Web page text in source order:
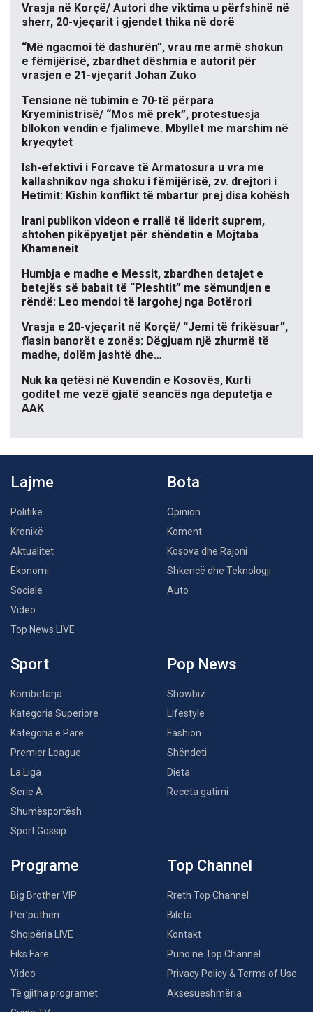
Vrasja në Korçë/ Autori dhe viktima u përfshinë në
sherr, 20-vjeçarit i gjendet thika në dorë
“Më ngacmoi të dashurën”, vrau me armë shokun
e fëmijërisë, zbardhet dëshmia e autorit për
vrasjen e 21-vjeçarit Johan Zuko
Tensione në tubimin e 70-të përpara
Kryeministrisë/ “Mos më prek”, protestuesja
bllokon vendin e fjalimeve. Mbyllet me marshim në
kryeqytet
Ish-efektivi i Forcave të Armatosura u vra me
kallashnikov nga shoku i fëmijërisë, zv. drejtori i
Hetimit: Kishin konflikt të mbartur prej disa kohësh
Irani publikon videon e rrallë të liderit suprem,
shtohen pikëpyetjet për shëndetin e Mojtaba
Khameneit
Humbja e madhe e Messit, zbardhen detajet e
betejës së babait të “Pleshtit” me sëmundjen e
rëndë: Leo mendoi të largohej nga Botërori
Vrasja e 20-vjeçarit në Korçë/ “Jemi të frikësuar”,
flasin banorët e zonës: Dëgjuam një zhurmë të
madhe, dolëm jashtë dhe…
Nuk ka qetësi në Kuvendin e Kosovës, Kurti
goditet me vezë gjatë seancës nga deputetja e
AAK
Lajme
Politikë
Kronikë
Aktualitet
Ekonomi
Sociale
Video
Top News LIVE
Bota
Opinion
Koment
Kosova dhe Rajoni
Shkencë dhe Teknologji
Auto
Sport
Kombëtarja
Kategoria Superiore
Kategoria e Parë
Premier League
La Liga
Serie A
Shumësportësh
Sport Gossip
Pop News
Showbiz
Lifestyle
Fashion
Shëndeti
Dieta
Receta gatimi
Programe
Big Brother VIP
Për’puthen
Shqipëria LIVE
Fiks Fare
Video
Të gjitha programet
Top Channel
Rreth Top Channel
Bileta
Kontakt
Puno në Top Channel
Privacy Policy & Terms of Use
Aksesueshmëria